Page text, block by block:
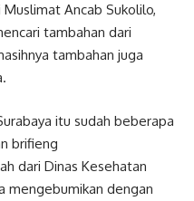
Ancab Sukolilo,
tambahan dari
tambahan juga
itu sudah beberapa
brifieng
dari Dinas Kesehatan
mengebumikan dengan